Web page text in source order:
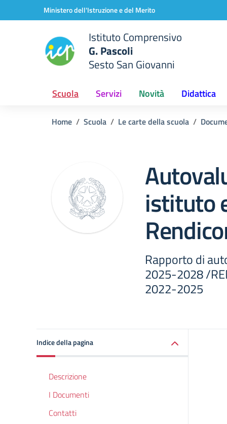
Vai ai contenuti
Vai al menu di navigazioneMinistero dell'Istruzione e del Merito
Istituto Comprensivo
G. Pascoli
Sesto San Giovanni
Scuola Servizi Novità Didattica
Home Scuola Le carte della scuola
istituto
Rapporto di
2025-2028 /
2022-2025
Indice della pagina
Descrizione
I Documenti
Contatti